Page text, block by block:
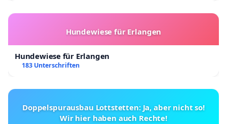
Hundewiese für Erlangen
Hundewiese für Erlangen
183 Unterschriften
Doppelspurausbau Lottstetten: Ja, aber nicht so!
Wir hier haben auch Rechte!